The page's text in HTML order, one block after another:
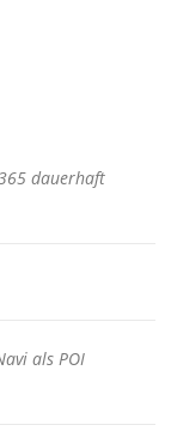
dauerhaft
als POI